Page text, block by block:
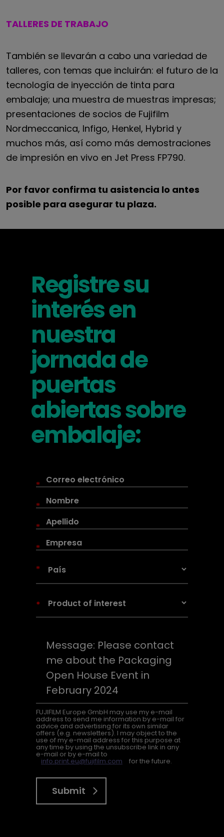
TALLERES DE TRABAJO
También se llevarán a cabo una variedad de
talleres, con temas que incluirán: el futuro de la
tecnología de inyección de tinta para
embalaje; una muestra de muestras impresas;
presentaciones de socios de Fujifilm
Nordmeccanica, Infigo, Henkel, Hybrid y
muchos más, así como más demostraciones
de impresión en vivo en Jet Press FP790.
Por favor confirma tu asistencia lo antes
posible para asegurar tu plaza.
Registre su
interés en
nuestra
jornada de
puertas
abiertas sobre
embalaje:
*
*
*
*
*
*
FUJIFILM Europe GmbH may use my e-mail
address to send me information by e-mail for
advice and advertising for its own similar
offers (e.g. newsletters). I may object to the
use of my e-mail address for this purpose at
any time by using the unsubscribe link in any
e-mail or by e-mail to
info.print.eu@fujifilm.com for the future.
Submit